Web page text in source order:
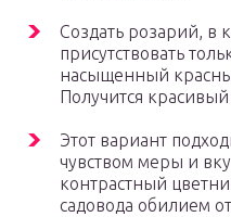
Создать розарий, в
присутствовать
насыщенный
Получится
Этот вариант
чувством меры и
контрастный
садовода обилием